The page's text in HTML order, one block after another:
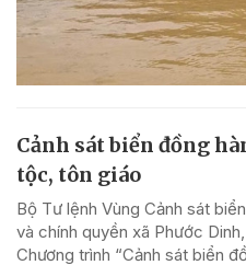
Cảnh sát biển đồng
tộc, tôn giáo
Bộ Tư lệnh Vùng Cảnh sát
và chính quyền xã Phước
Chương trình “Cảnh sát biển